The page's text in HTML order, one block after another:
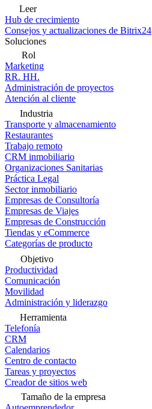
Leer
Hub de crecimiento
Consejos y actualizaciones de Bitrix24
Soluciones
Rol
Marketing
RR. HH.
Administración de proyectos
Atención al cliente
Industria
Transporte y almacenamiento
Restaurantes
Trabajo remoto
CRM inmobiliario
Organizaciones Sanitarias
Práctica Legal
Sector inmobiliario
Empresas de Consultoría
Empresas de Viajes
Empresas de Construcción
Tiendas y eCommerce
Categorías de producto
Objetivo
Productividad
Comunicación
Movilidad
Administración y liderazgo
Herramienta
Telefonía
CRM
Calendarios
Centro de contacto
Tareas y proyectos
Creador de sitios web
Tamaño de la empresa